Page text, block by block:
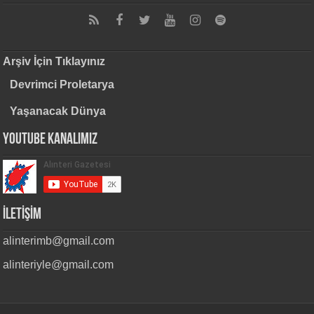
Arşiv İçin Tıklayınız
Devrimci Proletarya
Yaşanacak Dünya
Youtube Kanalımız
İLETİŞİM
alinterimb@gmail.com
alinteriyle@gmail.com